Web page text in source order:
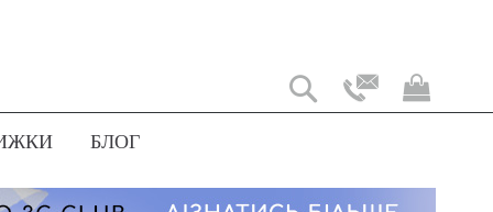
Мій
БЛОГ